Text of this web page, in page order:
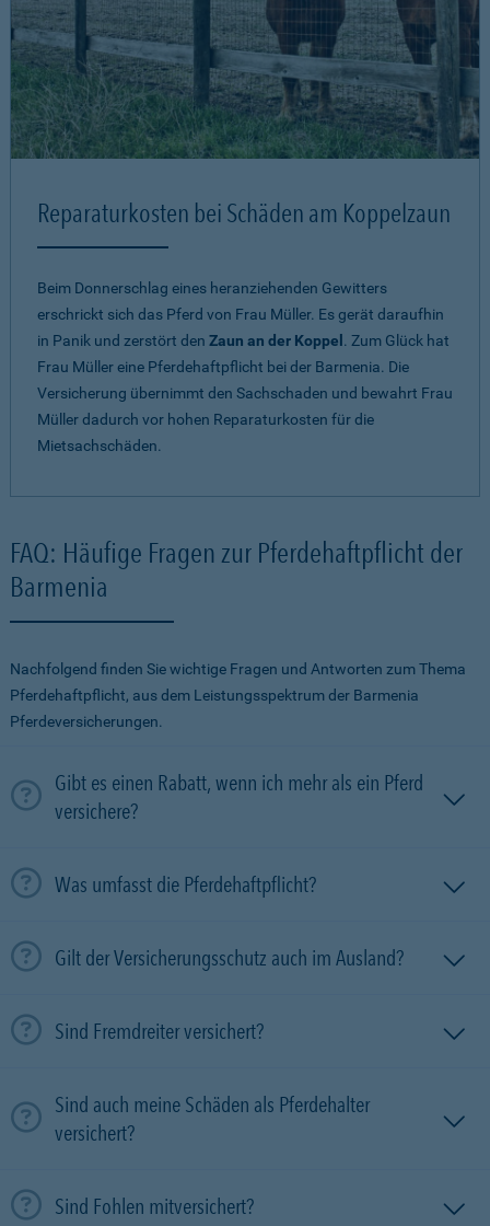
Reparaturkosten bei Schäden am Koppelzaun
Beim Donnerschlag eines heranziehenden Gewitters
erschrickt sich das Pferd von Frau Müller. Es gerät daraufhin
in Panik und zerstört den Zaun an der Koppel . Zum Glück hat
Frau Müller eine Pferdehaftpflicht bei der Barmenia. Die
Versicherung übernimmt den Sachschaden und bewahrt Frau
Müller dadurch vor hohen Reparaturkosten für die
Mietsachschäden.
FAQ: Häufige Fragen zur Pferdehaftpflicht der
Barmenia
Nachfolgend finden Sie wichtige Fragen und Antworten zum Thema
Pferdehaftpflicht, aus dem Leistungsspektrum der Barmenia
Pferdeversicherungen.
Gibt es einen Rabatt, wenn ich mehr als ein Pferd
versichere?
Was umfasst die Pferdehaftpflicht?
Gilt der Versicherungsschutz auch im Ausland?
Sind Fremdreiter versichert?
Sind auch meine Schäden als Pferdehalter
versichert?
Sind Fohlen mitversichert?